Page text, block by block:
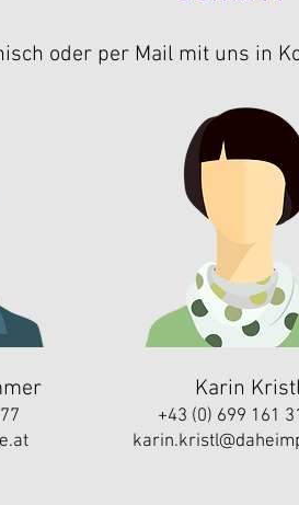
oder per Mail mit uns in
Karin
+43 (0) 699 161